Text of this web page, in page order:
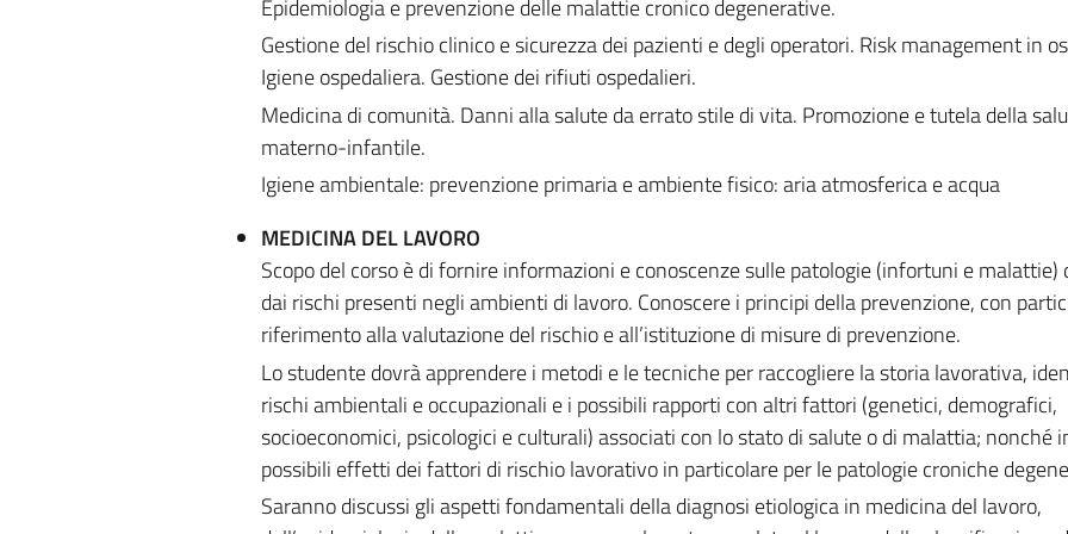
Epidemiologia e prevenzione delle malattie cronico degenerative.
Gestione del rischio clinico e sicurezza dei pazienti e degli operatori. Risk management in
Igiene ospedaliera. Gestione dei rifiuti ospedalieri.
Medicina di comunità. Danni alla salute da errato stile di vita. Promozione e tutela della
materno-infantile.
Igiene ambientale: prevenzione primaria e ambiente fisico: aria atmosferica e acqua
MEDICINA DEL LAVORO
Scopo del corso è di fornire informazioni e conoscenze sulle patologie (infortuni e malattie)
dai rischi presenti negli ambienti di lavoro. Conoscere i principi della prevenzione, con
riferimento alla valutazione del rischio e all’istituzione di misure di prevenzione.
Lo studente dovrà apprendere i metodi e le tecniche per raccogliere la storia lavorativa,
rischi ambientali e occupazionali e i possibili rapporti con altri fattori (genetici, demografici,
socioeconomici, psicologici e culturali) associati con lo stato di salute o di malattia; nonché
possibili effetti dei fattori di rischio lavorativo in particolare per le patologie croniche
Saranno discussi gli aspetti fondamentali della diagnosi etiologica in medicina del lavoro,